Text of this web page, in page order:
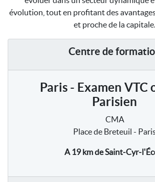
évolution, tout en profitant des
et proche de la capitale.
Centre de
Paris - Examen VTC
Parisien
CMA
Place de Breteuil -
A 19 kmde Saint-Cyr-